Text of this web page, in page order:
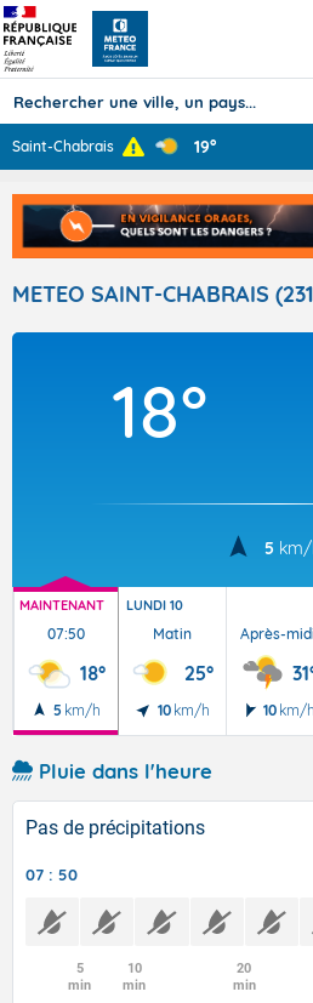
TOUS LES
Saint-Chabrais 19°
METEO SAINT-CHABRAIS
18°
5
MAINTENANT
07:50
18°
5 km/h
LUNDI 10
Matin
25°
10 km/h
Après-midi
10 km/h
Pluie dans l'heure
Pas de précipitations
07 : 50
5
min
10
min
20
min